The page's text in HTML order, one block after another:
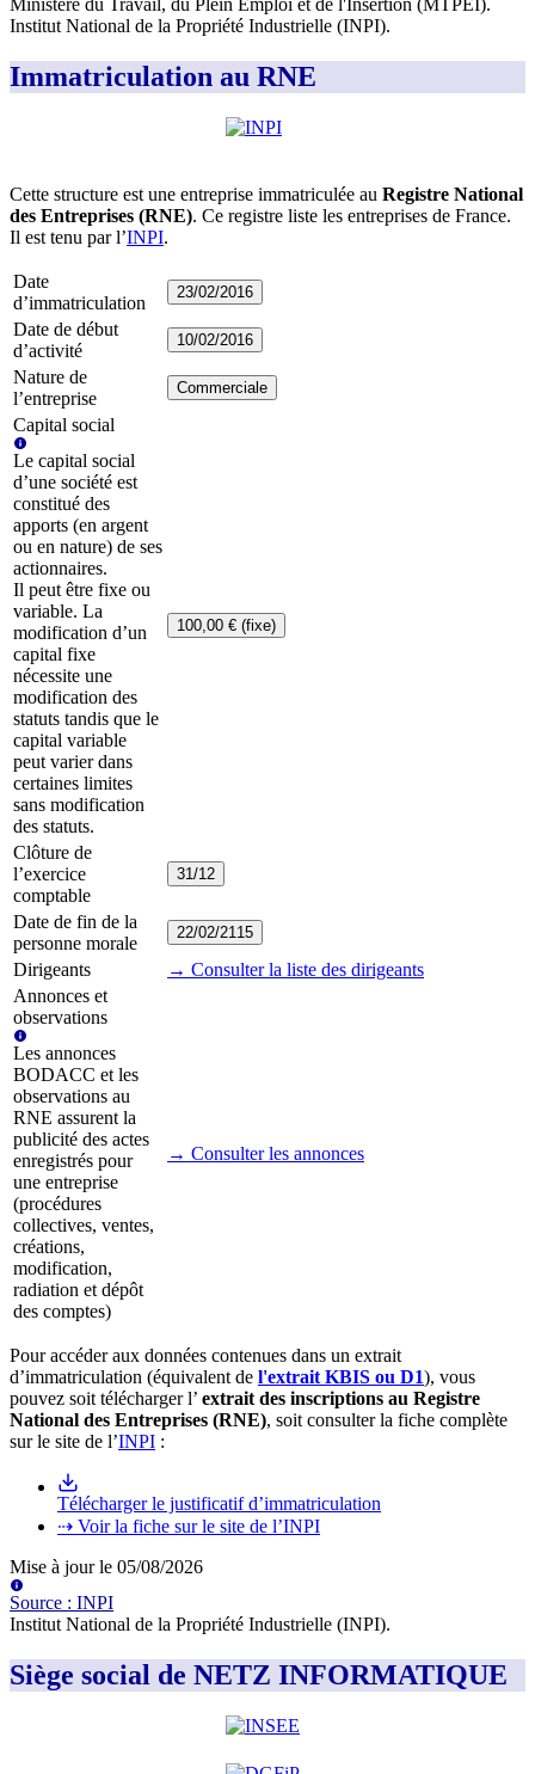
Ministère du Travail, du Plein Emploi et de l'Insertion (MTPEI).
Institut National de la Propriété Industrielle (INPI).
Immatriculation au RNE
Cette structure est une entreprise immatriculée au Registre National
des Entreprises (RNE). Ce registre liste les entreprises de France.
Il est tenu par l’INPI.
Date
d’immatriculation
23/02/2016
Date de début
d’activité
10/02/2016
Nature de
l’entreprise
Commerciale
Capital social
Le capital social
d’une société est
constitué des
apports (en argent
ou en nature) de ses
actionnaires.
Il peut être fixe ou
variable. La
modification d’un
capital fixe
nécessite une
modification des
statuts tandis que le
capital variable
peut varier dans
certaines limites
sans modification
des statuts.
100,00 € (fixe)
Clôture de
l’exercice
comptable
31/12
Date de fin de la
personne morale
22/02/2115
Dirigeants
→ Consulter la liste des dirigeants
Annonces et
observations
Les annonces
BODACC et les
observations au
RNE assurent la
publicité des actes
enregistrés pour
une entreprise
(procédures
collectives, ventes,
créations,
modification,
radiation et dépôt
des comptes)
→ Consulter les annonces
Pour accéder aux données contenues dans un extrait
d’immatriculation (équivalent de l'extrait KBIS ou D1), vous
pouvez soit télécharger l’ extrait des inscriptions au Registre
National des Entreprises (RNE), soit consulter la fiche complète
sur le site de l’INPI :
Télécharger le justificatif d’immatriculation
⇢ Voir la fiche sur le site de l’INPI
Mise à jour le 05/08/2026
Source : INPI
Institut National de la Propriété Industrielle (INPI).
Siège social de NETZ INFORMATIQUE